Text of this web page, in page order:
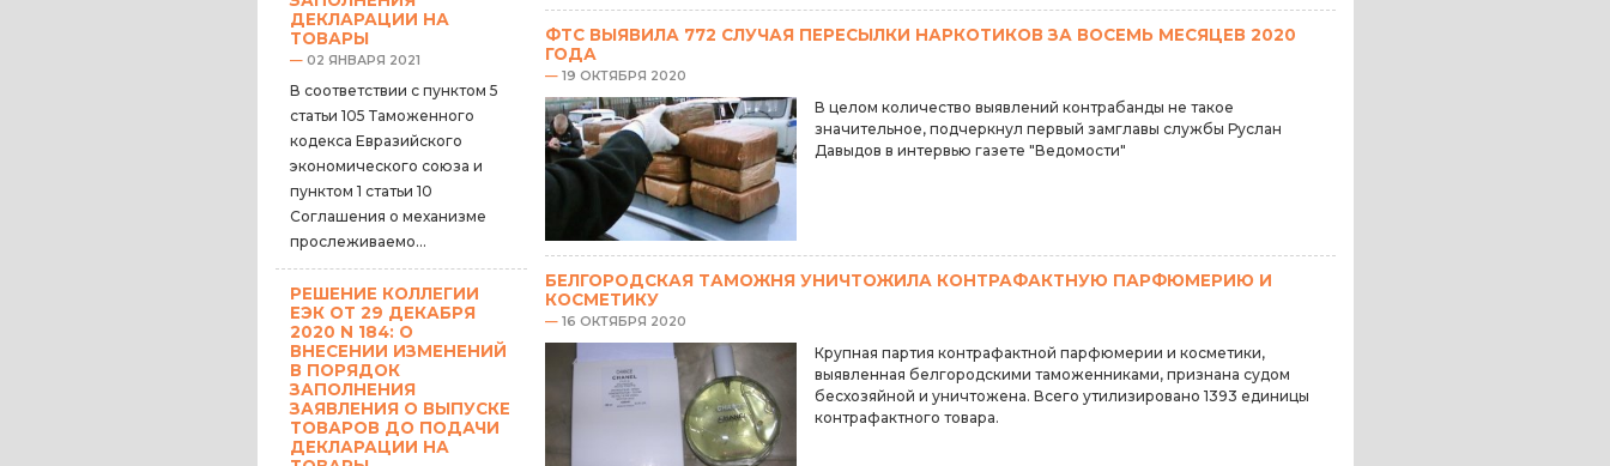
ДЕКЛАРАЦИИ НА
ТОВАРЫ
—02 ЯНВАРЯ 2021
В соответствии с пунктом 5
статьи 105 Таможенного
кодекса Евразийского
экономического союза и
пунктом 1 статьи 10
Соглашения о механизме
прослеживаемо...
РЕШЕНИЕ КОЛЛЕГИИ
ЕЭК ОТ 29 ДЕКАБРЯ
2020 N 184: О
ВНЕСЕНИИ ИЗМЕНЕНИЙ
В ПОРЯДОК
ЗАПОЛНЕНИЯ
ЗАЯВЛЕНИЯ О ВЫПУСКЕ
ТОВАРОВ ДО ПОДАЧИ
ДЕКЛАРАЦИИ НА
ФТС ВЫЯВИЛА 772 СЛУЧАЯ ПЕРЕСЫЛКИ НАРКОТИКОВ ЗА ВОСЕМЬ МЕСЯЦЕВ 2020
ГОДА
—19 ОКТЯБРЯ 2020
В целом количество выявлений контрабанды не такое
значительное, подчеркнул первый замглавы службы Руслан
Давыдов в интервью газете "Ведомости"
БЕЛГОРОДСКАЯ ТАМОЖНЯ УНИЧТОЖИЛА КОНТРАФАКТНУЮ ПАРФЮМЕРИЮ И
КОСМЕТИКУ
—16 ОКТЯБРЯ 2020
Крупная партия контрафактной парфюмерии и косметики,
выявленная белгородскими таможенниками, признана судом
бесхозяйной и уничтожена. Всего утилизировано 1393 единицы
контрафактного товара.